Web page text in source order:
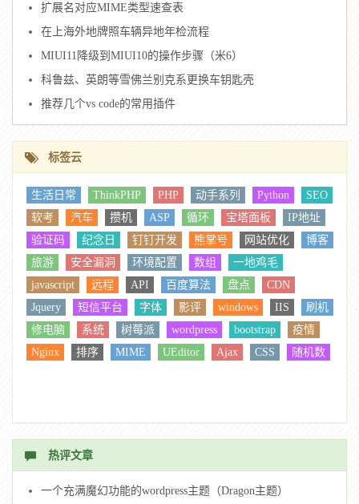
扩展名对应MIME类型速查表
在上海外地牌照车辆异地年检流程
MIUI11降级到MIUI10的操作步骤（米6）
科鲁兹、英朗等雪佛兰别克系更换车钥匙壳
推荐几个vs code的常用插件
标签云
生活日常 ThinkPHP PHP 动手系列 Python
SEO
软考
汽车 攒机 ASP 循环 宝塔面板
IP地址
验证码
纪念日 钉钉开发 熊掌号 网站优化
博客
旅游
安全漏洞 环境配置 数组
一地鸡毛
javascript
远程 API 百度算法 盘点
CDN
Jquery
短信平台 字体 影评 windows IIS
刷机
修电脑
系统 树莓派 wordpress bootstrap
疫情
Nginx
排序 MIME UEditor Ajax CSS 随机数
热评文章
一个充满魔幻功能的wordpress主题（Dragon主题）